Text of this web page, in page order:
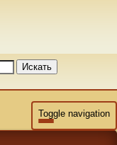
Искать
Toggle navigation